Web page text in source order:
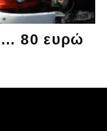
80 ευρώ